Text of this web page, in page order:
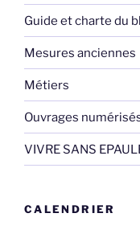
Guide et charte du
Mesures anciennes
Métiers
Ouvrages
VIVRE SANS
CALENDRIER